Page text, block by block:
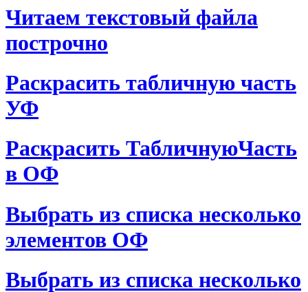
Читаем текстовый файла
построчно
Раскрасить табличную часть
УФ
Раскрасить ТабличнуюЧасть
в ОФ
Выбрать из списка несколько
элементов ОФ
Выбрать из списка несколько